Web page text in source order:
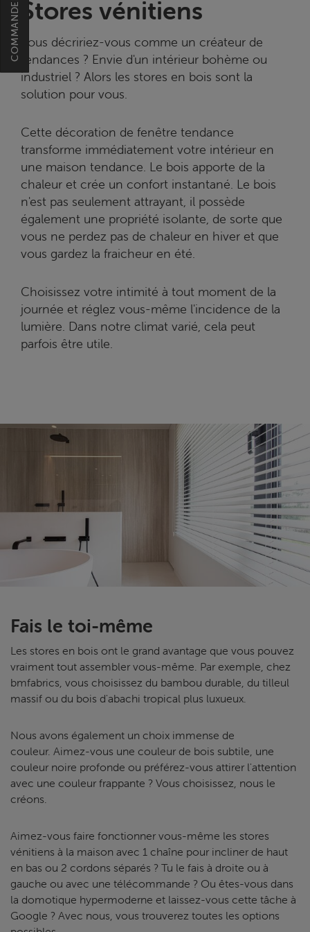
Stores vénitiens
Vous décririez-vous comme un créateur de
tendances ? Envie d'un intérieur bohème ou
industriel ? Alors les stores en bois sont la
solution pour vous.
Cette décoration de fenêtre tendance
transforme immédiatement votre intérieur en
une maison tendance. Le bois apporte de la
chaleur et crée un confort instantané. Le bois
n'est pas seulement attrayant, il possède
également une propriété isolante, de sorte que
vous ne perdez pas de chaleur en hiver et que
vous gardez la fraicheur en été.
Choisissez votre intimité à tout moment de la
journée et réglez vous-même l'incidence de la
lumière. Dans notre climat varié, cela peut
parfois être utile.
Fais le toi-même
Les stores en bois ont le grand avantage que vous pouvez
vraiment tout assembler vous-même. Par exemple, chez
bmfabrics, vous choisissez du bambou durable, du tilleul
massif ou du bois d'abachi tropical plus luxueux.
Nous avons également un choix immense de
couleur. Aimez-vous une couleur de bois subtile, une
couleur noire profonde ou préférez-vous attirer l'attention
avec une couleur frappante ? Vous choisissez, nous le
créons.
Aimez-vous faire fonctionner vous-même les stores
vénitiens à la maison avec 1 chaîne pour incliner de haut
en bas ou 2 cordons séparés ? Tu le fais à droite ou à
gauche ou avec une télécommande ? Ou êtes-vous dans
la domotique hypermoderne et laissez-vous cette tâche à
Google ? Avec nous, vous trouverez toutes les options